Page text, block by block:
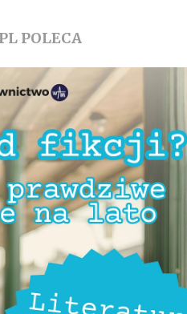
POLECA